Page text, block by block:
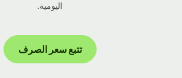
اليومية.
تتبع سعر الصرف